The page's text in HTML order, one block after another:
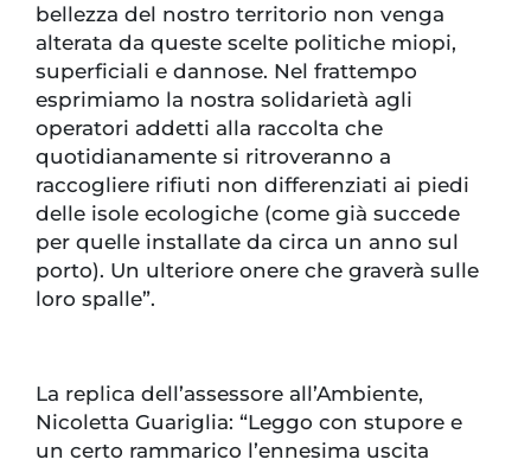
bellezza del nostro territorio non venga
alterata da queste scelte politiche miopi,
superficiali e dannose. Nel frattempo
esprimiamo la nostra solidarietà agli
operatori addetti alla raccolta che
quotidianamente si ritroveranno a
raccogliere rifiuti non differenziati ai piedi
delle isole ecologiche (come già succede
per quelle installate da circa un anno sul
porto). Un ulteriore onere che graverà sulle
loro spalle”.
La replica dell’assessore all’Ambiente,
Nicoletta Guariglia: “Leggo con stupore e
un certo rammarico l’ennesima uscita